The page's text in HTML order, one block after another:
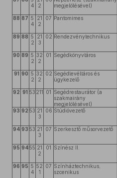
4
2
megjelölésével)
88 87 5
4
21
2
07 Pantomimes
89 88 5
2
21
3
02 Rendezvénytechnikus
90 89 5
2
32
2
01 Segédkönyvtáros
91 90 5
2
32
2
02 Segédlevéltáros és
ügykezelő
92 91 53 211 01 Segédrestaurátor (a
szakmairány
megjelölésével)
93 92 53 21
3
06 Stúdióvezető
94 93 53 21
3
07 Szerkesztő műsorvezető
95 9455 21
2
01 Színész II.
96 95 5
4
52
1
07 Színháztechnikus,
szcenikus